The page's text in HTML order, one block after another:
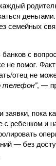
семейных
с
помог.
отец не
телефон", —
заявки, пока
ребенком и
— без